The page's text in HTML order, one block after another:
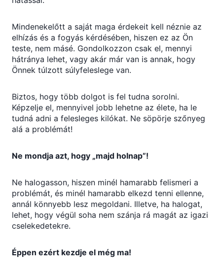
Mindenekelőtt a saját maga érdekeit kell néznie az
elhízás és a fogyás kérdésében, hiszen ez az Ön
teste, nem másé. Gondolkozzon csak el, mennyi
hátránya lehet, vagy akár már van is annak, hogy
Önnek túlzott súlyfeleslege van.
Biztos, hogy több dolgot is fel tudna sorolni.
Képzelje el, mennyivel jobb lehetne az élete, ha le
tudná adni a felesleges kilókat. Ne söpörje szőnyeg
alá a problémát!
Ne mondja azt, hogy „majd holnap”!
Ne halogasson, hiszen minél hamarabb felismeri a
problémát, és minél hamarabb elkezd tenni ellenne,
annál könnyebb lesz megoldani. Illetve, ha halogat,
lehet, hogy végül soha nem szánja rá magát az igazi
cselekedetekre.
Éppen ezért kezdje el még ma!